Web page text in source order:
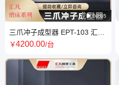
 00:05
三爪冲子成型器 EPT-103 汇凡
磨床系列 质量好 服务有保障
￥4200.00/台